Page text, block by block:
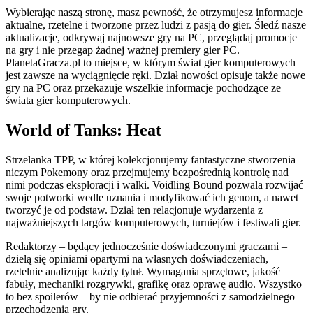
Wybierając naszą stronę, masz pewność, że otrzymujesz informacje
aktualne, rzetelne i tworzone przez ludzi z pasją do gier. Śledź nasze
aktualizacje, odkrywaj najnowsze gry na PC, przeglądaj promocje
na gry i nie przegap żadnej ważnej premiery gier PC.
PlanetaGracza.pl to miejsce, w którym świat gier komputerowych
jest zawsze na wyciągnięcie ręki. Dział nowości opisuje także nowe
gry na PC oraz przekazuje wszelkie informacje pochodzące ze
świata gier komputerowych.
World of Tanks: Heat
Strzelanka TPP, w której kolekcjonujemy fantastyczne stworzenia
niczym Pokemony oraz przejmujemy bezpośrednią kontrolę nad
nimi podczas eksploracji i walki. Voidling Bound pozwala rozwijać
swoje potworki wedle uznania i modyfikować ich genom, a nawet
tworzyć je od podstaw. Dział ten relacjonuje wydarzenia z
najważniejszych targów komputerowych, turniejów i festiwali gier.
Redaktorzy – będący jednocześnie doświadczonymi graczami –
dzielą się opiniami opartymi na własnych doświadczeniach,
rzetelnie analizując każdy tytuł. Wymagania sprzętowe, jakość
fabuły, mechaniki rozgrywki, grafikę oraz oprawę audio. Wszystko
to bez spoilerów – by nie odbierać przyjemności z samodzielnego
przechodzenia gry.